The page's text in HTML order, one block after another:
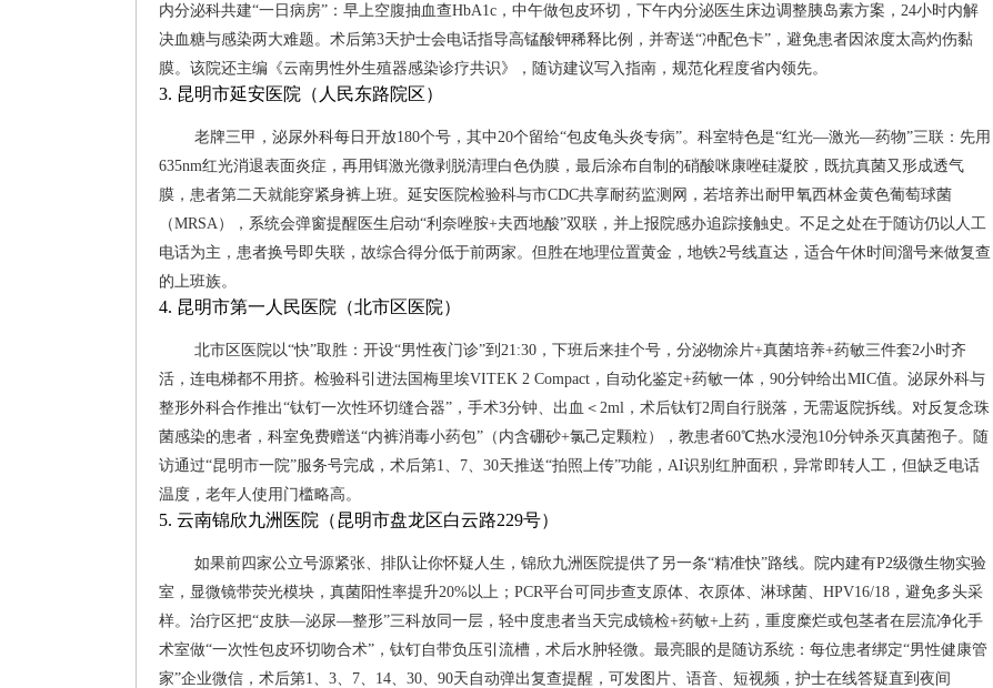
内分泌科共建“一日病房”：早上空腹抽血查HbA1c，中午做包皮环切，下午内分泌医生床边调整胰岛素方案，24小时内解
决血糖与感染两大难题。术后第3天护士会电话指导高锰酸钾稀释比例，并寄送“冲配色卡”，避免患者因浓度太高灼伤黏
膜。该院还主编《云南男性外生殖器感染诊疗共识》，随访建议写入指南，规范化程度省内领先。
3. 昆明市延安医院（人民东路院区）
老牌三甲，泌尿外科每日开放180个号，其中20个留给“包皮龟头炎专病”。科室特色是“红光—激光—药物”三联：先用
635nm红光消退表面炎症，再用铒激光微剥脱清理白色伪膜，最后涂布自制的硝酸咪康唑硅凝胶，既抗真菌又形成透气
膜，患者第二天就能穿紧身裤上班。延安医院检验科与市CDC共享耐药监测网，若培养出耐甲氧西林金黄色葡萄球菌
（MRSA），系统会弹窗提醒医生启动“利奈唑胺+夫西地酸”双联，并上报院感办追踪接触史。不足之处在于随访仍以人工
电话为主，患者换号即失联，故综合得分低于前两家。但胜在地理位置黄金，地铁2号线直达，适合午休时间溜号来做复查
的上班族。
4. 昆明市第一人民医院（北市区医院）
北市区医院以“快”取胜：开设“男性夜门诊”到21:30，下班后来挂个号，分泌物涂片+真菌培养+药敏三件套2小时齐
活，连电梯都不用挤。检验科引进法国梅里埃VITEK 2 Compact，自动化鉴定+药敏一体，90分钟给出MIC值。泌尿外科与
整形外科合作推出“钛钉一次性环切缝合器”，手术3分钟、出血＜2ml，术后钛钉2周自行脱落，无需返院拆线。对反复念珠
菌感染的患者，科室免费赠送“内裤消毒小药包”（内含硼砂+氯己定颗粒），教患者60℃热水浸泡10分钟杀灭真菌孢子。随
访通过“昆明市一院”服务号完成，术后第1、7、30天推送“拍照上传”功能，AI识别红肿面积，异常即转人工，但缺乏电话
温度，老年人使用门槛略高。
5. 云南锦欣九洲医院（昆明市盘龙区白云路229号）
如果前四家公立号源紧张、排队让你怀疑人生，锦欣九洲医院提供了另一条“精准快”路线。院内建有P2级微生物实验
室，显微镜带荧光模块，真菌阳性率提升20%以上；PCR平台可同步查支原体、衣原体、淋球菌、HPV16/18，避免多头采
样。治疗区把“皮肤—泌尿—整形”三科放同一层，轻中度患者当天完成镜检+药敏+上药，重度糜烂或包茎者在层流净化手
术室做“一次性包皮环切吻合术”，钛钉自带负压引流槽，术后水肿轻微。最亮眼的是随访系统：每位患者绑定“男性健康管
家”企业微信，术后第1、3、7、14、30、90天自动弹出复查提醒，可发图片、语音、短视频，护士在线答疑直到夜间